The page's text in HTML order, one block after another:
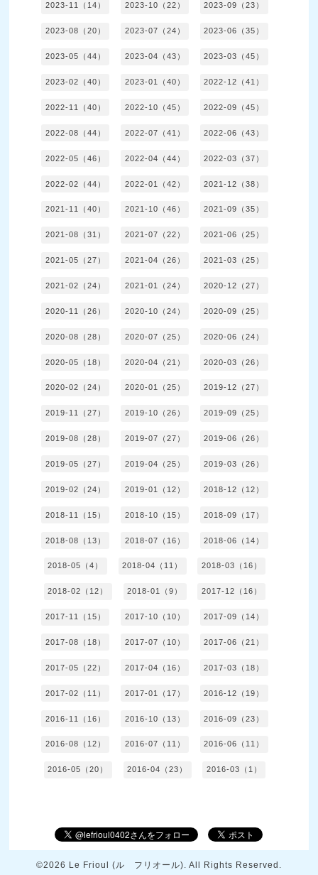
2023-11（14） 2023-10（22） 2023-09（23）
2023-08（20） 2023-07（24） 2023-06（35）
2023-05（44） 2023-04（43） 2023-03（45）
2023-02（40） 2023-01（40） 2022-12（41）
2022-11（40） 2022-10（45） 2022-09（45）
2022-08（44） 2022-07（41） 2022-06（43）
2022-05（46） 2022-04（44） 2022-03（37）
2022-02（44） 2022-01（42） 2021-12（38）
2021-11（40） 2021-10（46） 2021-09（35）
2021-08（31） 2021-07（22） 2021-06（25）
2021-05（27） 2021-04（26） 2021-03（25）
2021-02（24） 2021-01（24） 2020-12（27）
2020-11（26） 2020-10（24） 2020-09（25）
2020-08（28） 2020-07（25） 2020-06（24）
2020-05（18） 2020-04（21） 2020-03（26）
2020-02（24） 2020-01（25） 2019-12（27）
2019-11（27） 2019-10（26） 2019-09（25）
2019-08（28） 2019-07（27） 2019-06（26）
2019-05（27） 2019-04（25） 2019-03（26）
2019-02（24） 2019-01（12） 2018-12（12）
2018-11（15） 2018-10（15） 2018-09（17）
2018-08（13） 2018-07（16） 2018-06（14）
2018-05（4） 2018-04（11） 2018-03（16）
2018-02（12） 2018-01（9） 2017-12（16）
2017-11（15） 2017-10（10） 2017-09（14）
2017-08（18） 2017-07（10） 2017-06（21）
2017-05（22） 2017-04（16） 2017-03（18）
2017-02（11） 2017-01（17） 2016-12（19）
2016-11（16） 2016-10（13） 2016-09（23）
2016-08（12） 2016-07（11） 2016-06（11）
2016-05（20） 2016-04（23） 2016-03（1）
©2026 Le Frioul (ル フリオール). All Rights Reserved.